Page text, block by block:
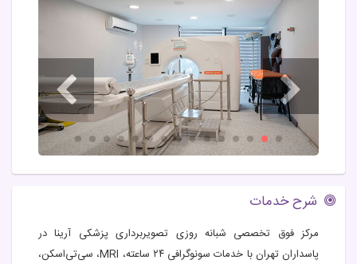
شرح خدمات
مرکز فوق تخصصی شبانه روزی تصویربرداری پزشکی آرینا در
پاسداران تهران با خدمات سونوگرافی ۲۴ ساعته، MRI، سی‌تی‌اسکن،